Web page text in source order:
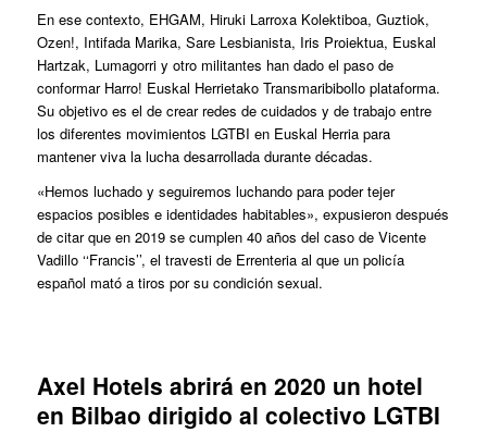
En ese contexto, EHGAM, Hiruki Larroxa Kolektiboa, Guztiok,
Ozen!, Intifada Marika, Sare Lesbianista, Iris Proiektua, Euskal
Hartzak, Lumagorri y otro militantes han dado el paso de
conformar Harro! Euskal Herrietako Transmaribibollo plataforma.
Su objetivo es el de crear redes de cuidados y de trabajo entre
los diferentes movimientos LGTBI en Euskal Herria para
mantener viva la lucha desarrollada durante décadas.
«Hemos luchado y seguiremos luchando para poder tejer
espacios posibles e identidades habitables», expusieron después
de citar que en 2019 se cumplen 40 años del caso de Vicente
Vadillo ‘‘Francis’’, el travesti de Errenteria al que un policía
español mató a tiros por su condición sexual.
Axel Hotels abrirá en 2020 un hotel
en Bilbao dirigido al colectivo LGTBI